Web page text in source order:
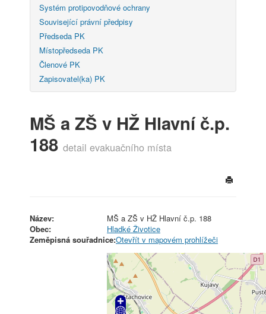
Systém protipovodňové ochrany
Související právní předpisy
Předseda PK
Místopředseda PK
Členové PK
Zapisovatel(ka) PK
MŠ a ZŠ v HŽ Hlavní č.p.
188 detail evakuačního místa
Název:
MŠ a ZŠ v HŽ Hlavní č.p. 188
Obec:
Hladké Životice
Zeměpisná souřadnice:Otevřít v mapovém prohlížeči